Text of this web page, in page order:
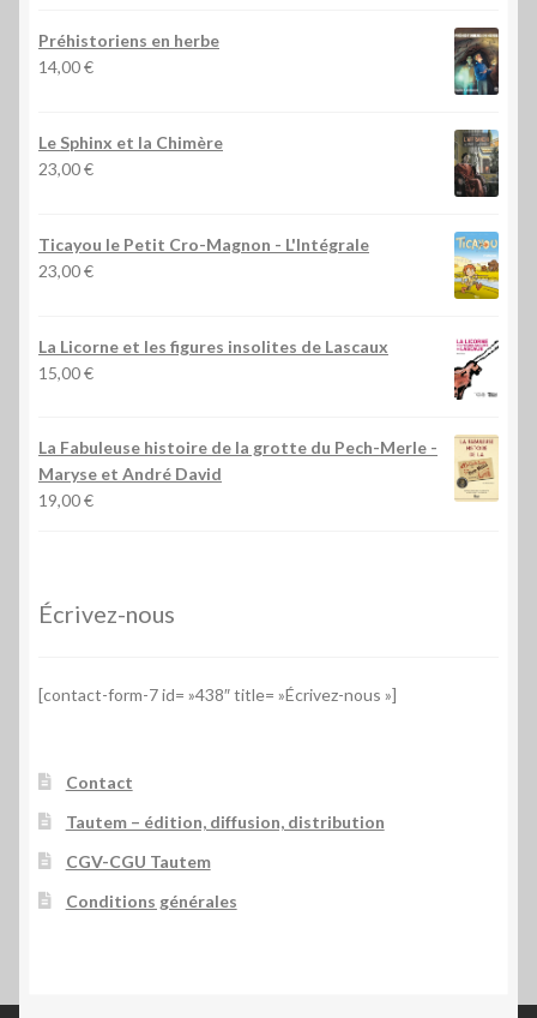
Préhistoriens en herbe
14,00€
Le Sphinx et la Chimère
23,00€
Ticayou le Petit Cro-Magnon - L'Intégrale
23,00€
La Licorne et les figures insolites de Lascaux
15,00€
La Fabuleuse histoire de la grotte du Pech-Merle -
Maryse et André David
19,00€
Écrivez-nous
[contact-form-7 id= »438″ title= »Écrivez-nous »]
Contact
Tautem – édition, diffusion, distribution
CGV-CGU Tautem
Conditions générales